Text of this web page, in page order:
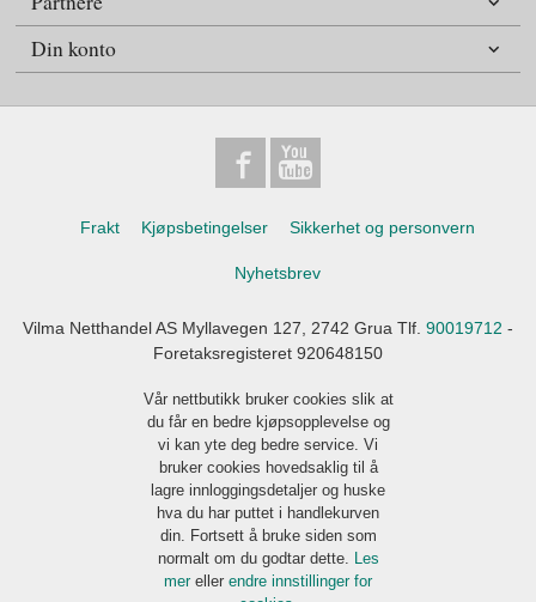
Din konto
Frakt Kjøpsbetingelser Sikkerhet og personvern
Nyhetsbrev
Vilma Netthandel AS Myllavegen 127, 2742 Grua Tlf. 90019712 -
Foretaksregisteret 920648150
Vår nettbutikk bruker cookies slik at
du får en bedre kjøpsopplevelse og
vi kan yte deg bedre service. Vi
bruker cookies hovedsaklig til å
lagre innloggingsdetaljer og huske
hva du har puttet i handlekurven
din. Fortsett å bruke siden som
normalt om du godtar dette.
Les
mer eller endre innstillinger for